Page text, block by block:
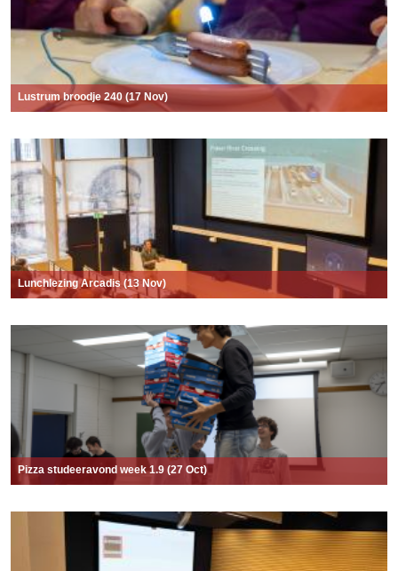
Lustrum broodje 240 (17 Nov)
Lunchlezing Arcadis (13 Nov)
Pizza studeeravond week 1.9 (27 Oct)